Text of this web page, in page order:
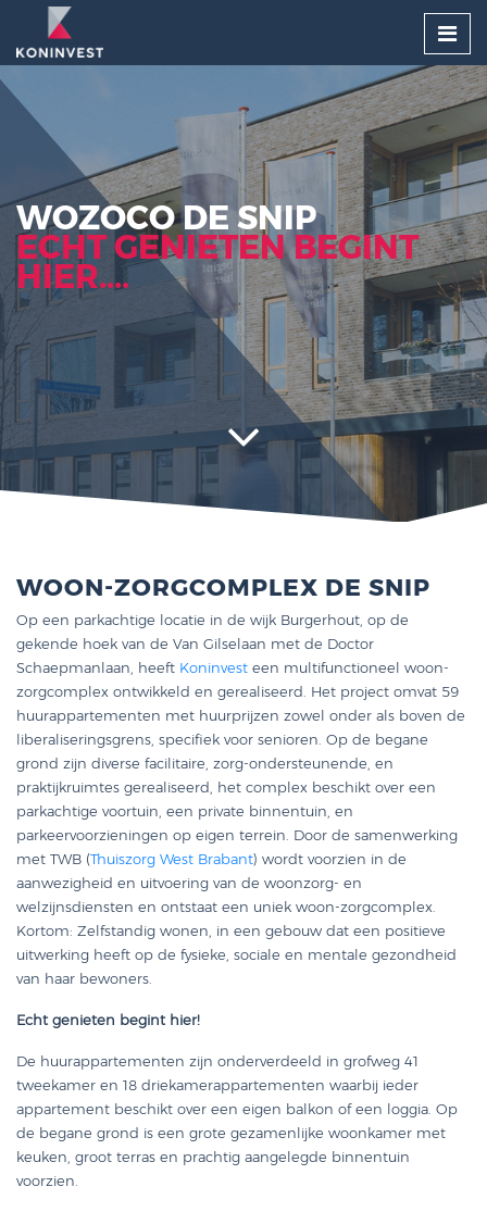
WOZOCO DE SNIP
ECHT GENIETEN BEGINT
HIER....
WOON-ZORGCOMPLEX DE SNIP
Op een parkachtige locatie in de wijk Burgerhout, op de
gekende hoek van de Van Gilselaan met de Doctor
Schaepmanlaan, heeft Koninvest een multifunctioneel woon-
zorgcomplex ontwikkeld en gerealiseerd. Het project omvat 59
huurappartementen met huurprijzen zowel onder als boven de
liberaliseringsgrens, specifiek voor senioren. Op de begane
grond zijn diverse facilitaire, zorg-ondersteunende, en
praktijkruimtes gerealiseerd, het complex beschikt over een
parkachtige voortuin, een private binnentuin, en
parkeervoorzieningen op eigen terrein. Door de samenwerking
met TWB (Thuiszorg West Brabant) wordt voorzien in de
aanwezigheid en uitvoering van de woonzorg- en
welzijnsdiensten en ontstaat een uniek woon-zorgcomplex.
Kortom: Zelfstandig wonen, in een gebouw dat een positieve
uitwerking heeft op de fysieke, sociale en mentale gezondheid
van haar bewoners.
Echt genieten begint hier!
De huurappartementen zijn onderverdeeld in grofweg 41
tweekamer en 18 driekamerappartementen waarbij ieder
appartement beschikt over een eigen balkon of een loggia. Op
de begane grond is een grote gezamenlijke woonkamer met
keuken, groot terras en prachtig aangelegde binnentuin
voorzien.